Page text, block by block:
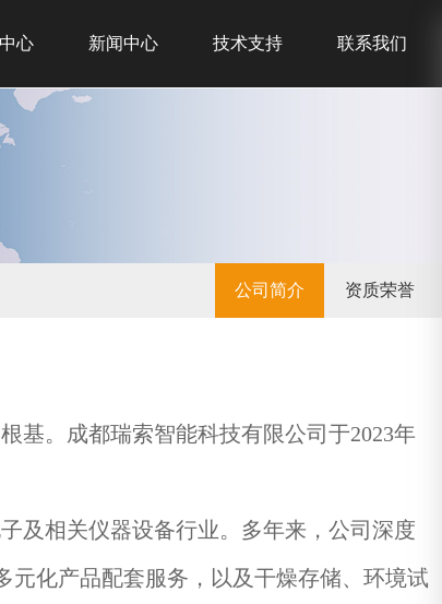
心 新闻中心 技术支持 联系我们
公司简介 资质荣誉
基。成都瑞索智能科技有限公司于2023年
及相关仪器设备行业。多年来，公司深度
化产品配套服务，以及干燥存储、环境试